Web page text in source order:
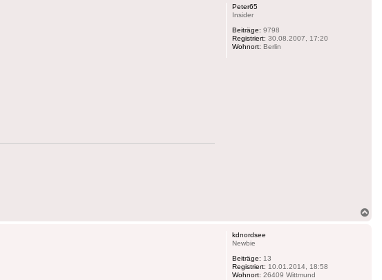
Peter65
Insider
Beiträge: 9798
Registriert: 30.08.2007, 17:20
Wohnort: Berlin
kdnordsee
Newbie
Beiträge: 13
Registriert: 10.01.2014, 18:58
Wohnort: 26409 Wittmund